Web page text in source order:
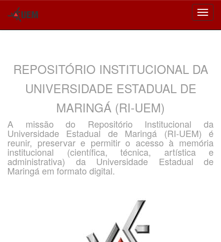
REPOSITÓRIO INSTITUCIONAL DA
UNIVERSIDADE ESTADUAL DE
MARINGÁ (RI-UEM)
A missão do Repositório Institucional da
Universidade Estadual de Maringá (RI-UEM) é
reunir, preservar e permitir o acesso à memória
institucional (científica, técnica, artística e
administrativa) da Universidade Estadual de
Maringá em formato digital.